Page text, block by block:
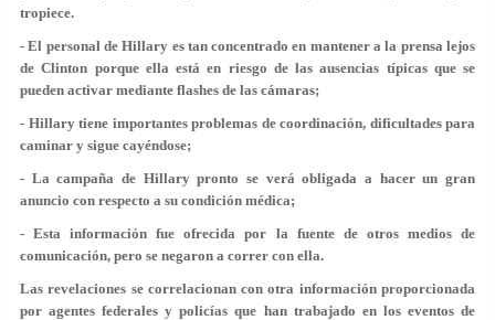
tropiece.
- El personal de Hillary es tan concentrado en mantener a la prensa lejos
de Clinton porque ella está en riesgo de las ausencias típicas que se
pueden activar mediante flashes de las cámaras;
- Hillary tiene importantes problemas de coordinación, dificultades para
caminar y sigue cayéndose;
- La campaña de Hillary pronto se verá obligada a hacer un gran
anuncio con respecto a su condición médica;
- Esta información fue ofrecida por la fuente de otros medios de
comunicación, pero se negaron a correr con ella.
Las revelaciones se correlacionan con otra información proporcionada
por agentes federales y policías que han trabajado en los eventos de